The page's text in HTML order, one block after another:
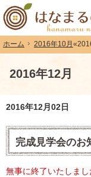
ホーム 2016年10月 «
2016年12月
和歌山（和歌山市・岩出
注文住宅・高気密高断熱
2016年12月02日
完成見学会のお
無事に終了いたしま